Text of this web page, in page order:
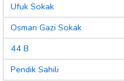
Ufuk Sokak
Osman Gazi Sokak
44 B
Pendik Sahili